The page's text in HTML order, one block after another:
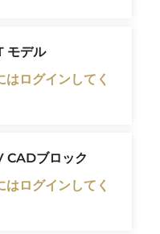
モデル
ログインしてく
CADブロック
ログインしてく